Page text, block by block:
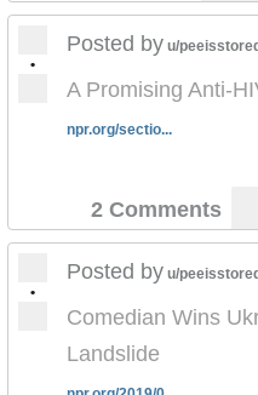
•
Posted by u/
A Promising Anti-
npr.org/sectio...
2 Comments
•
Posted by u/
Comedian Wins
Landslide